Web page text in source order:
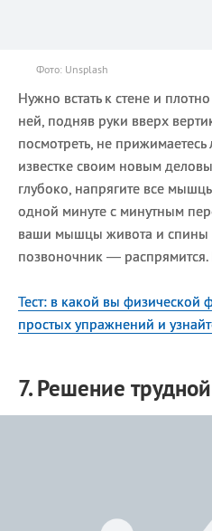
Фото: Unsplash
Нужно встать к стене и
ней, подняв руки вверх
посмотреть, не
известке своим новым
глубоко, напрягите все
одной минуте с минутным
ваши мышцы живота и спины
позвоночник — распрямится.
Тест: в какой вы физической
простых упражнений и
7. Решение